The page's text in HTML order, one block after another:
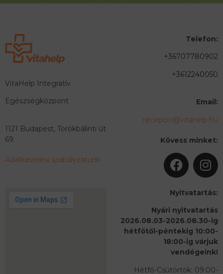
VitaHelp Integratív
Egészségközpont
1121 Budapest, Törökbálinti út
69.
Adatkezelési szabályzatunk
Telefon:
+36707780902
+3612240050
Email:
recepcio@vitahelp.hu
Kövess minket:
Nyitvatartás:
Nyári nyitvatartás
2026.08.03-2026.08.30-ig
hétfőtől-péntekig 10:00-
18:00-ig várjuk
vendégeink!
Hétfő-Csütörtök: 09:00-